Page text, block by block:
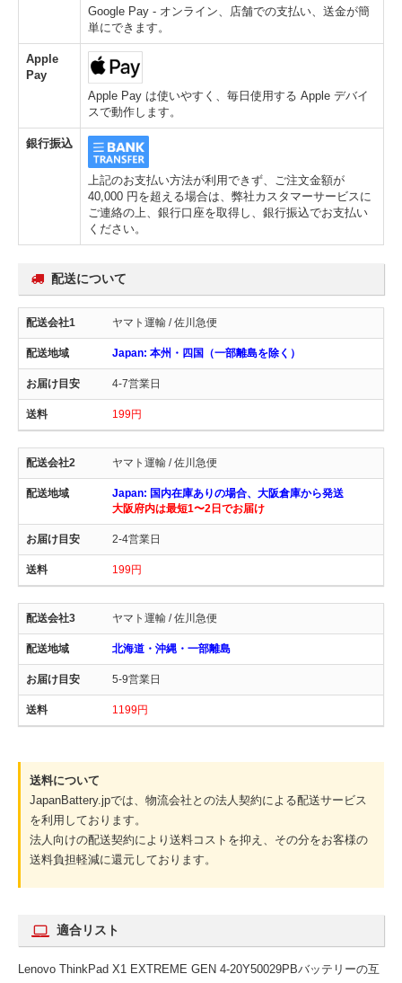
Google Pay - オンライン、店舗での支払い、送金が簡
単にできます。
Apple
Pay
Apple Pay は使いやすく、毎日使用する Apple デバイ
スで動作します。
銀行振込
上記のお支払い方法が利用できず、ご注文金額が
40,000 円を超える場合は、弊社カスタマーサービスに
ご連絡の上、銀行口座を取得し、銀行振込でお支払い
ください。
配送について
ヤマト運輸 / 佐川急便
Japan: 本州・四国（一部離島を除く）
4-7営業日
199円
ヤマト運輸 / 佐川急便
Japan: 国内在庫ありの場合、大阪倉庫から発送
大阪府内は最短1〜2日でお届け
2-4営業日
199円
ヤマト運輸 / 佐川急便
北海道・沖縄・一部離島
5-9営業日
1199円
送料について
JapanBattery.jpでは、物流会社との法人契約による配送サービス
を利用しております。
法人向けの配送契約により送料コストを抑え、その分をお客様の
送料負担軽減に還元しております。
適合リスト
Lenovo ThinkPad X1 EXTREME GEN 4-20Y50029PBバッテリーの互